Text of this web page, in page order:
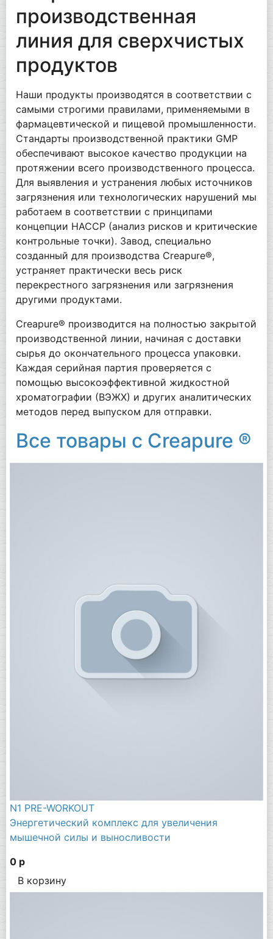
производственная
линия для сверхчистых
продуктов
Наши продукты производятся в соответствии с
самыми строгими правилами, применяемыми в
фармацевтической и пищевой промышленности.
Стандарты производственной практики GMP
обеспечивают высокое качество продукции на
протяжении всего производственного процесса.
Для выявления и устранения любых источников
загрязнения или технологических нарушений мы
работаем в соответствии с принципами
концепции HACCP (анализ рисков и критические
контрольные точки). Завод, специально
созданный для производства Creapure®,
устраняет практически весь риск
перекрестного загрязнения или загрязнения
другими продуктами.
Creapure® производится на полностью закрытой
производственной линии, начиная с доставки
сырья до окончательного процесса упаковки.
Каждая серийная партия проверяется с
помощью высокоэффективной жидкостной
хроматографии (ВЭЖХ) и других аналитических
методов перед выпуском для отправки.
Все товары с Creapure ®
N1 PRE-WORKOUT
Энергетический комплекс для увеличения
мышечной силы и выносливости
0 р
В корзину